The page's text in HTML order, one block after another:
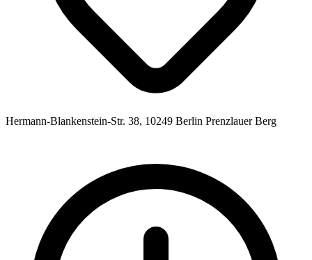
Hermann-Blankenstein-Str. 38, 10249 Berlin Prenzlauer Berg